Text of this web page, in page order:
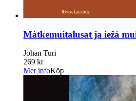
Mátkemuitalusat ja iežá
Johan Turi
269 kr
Mer infoKöp